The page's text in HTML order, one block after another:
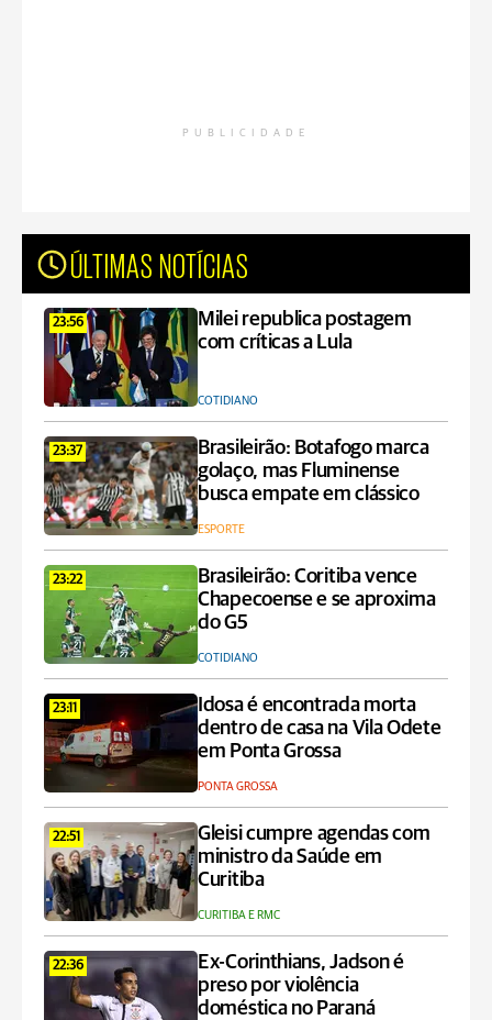
PUBLICIDADE
ÚLTIMAS NOTÍCIAS
23:56
Milei republica postagem
com críticas a Lula
COTIDIANO
23:37
Brasileirão: Botafogo marca
golaço, mas Fluminense
busca empate em clássico
ESPORTE
23:22
Brasileirão: Coritiba vence
Chapecoense e se aproxima
do G5
COTIDIANO
23:11
Idosa é encontrada morta
dentro de casa na Vila Odete
em Ponta Grossa
PONTA GROSSA
22:51
Gleisi cumpre agendas com
ministro da Saúde em
Curitiba
CURITIBA E RMC
22:36
Ex-Corinthians, Jadson é
preso por violência
doméstica no Paraná